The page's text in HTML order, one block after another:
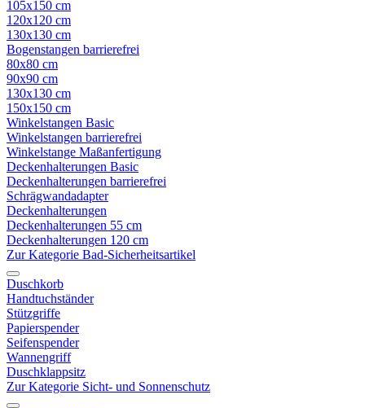
105x150 cm
120x120 cm
130x130 cm
Bogenstangen barrierefrei
80x80 cm
90x90 cm
130x130 cm
150x150 cm
Winkelstangen Basic
Winkelstangen barrierefrei
Winkelstange Maßanfertigung
Deckenhalterungen Basic
Deckenhalterungen barrierefrei
Schrägwandadapter
Deckenhalterungen
Deckenhalterungen 55 cm
Deckenhalterungen 120 cm
Zur Kategorie Bad-Sicherheitsartikel
Duschkorb
Handtuchständer
Stützgriffe
Papierspender
Seifenspender
Wannengriff
Duschklappsitz
Zur Kategorie Sicht- und Sonnenschutz